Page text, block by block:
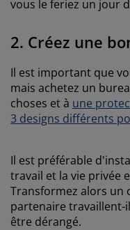
vous le feriez un jour
2. Créez une
Il est important que
mais achetez un
choses et à une
3 designs différents
Il est préférable
travail et la vie privée
Transformez alors un
partenaire travaillent-
être dérangé.